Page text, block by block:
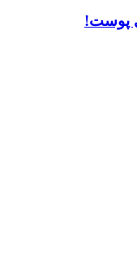
پوست!